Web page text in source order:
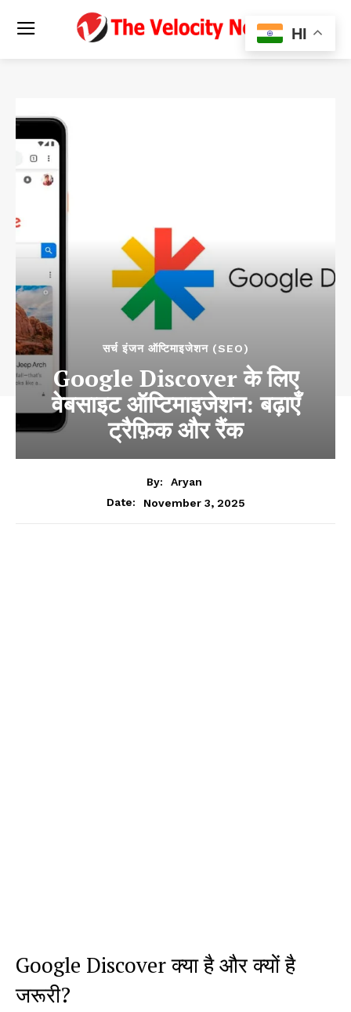
सर्च इंजन ऑप्टिमाइजेशन (SEO)
Google Discover के लिए
वेबसाइट ऑप्टिमाइजेशन: बढ़ाएँ
ट्रैफ़िक और रैंक
By:
Aryan
Date:
November 3, 2025
Google Discover क्या है और क्यों है
जरूरी?
HI